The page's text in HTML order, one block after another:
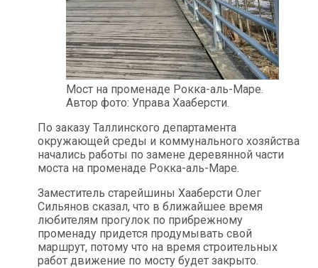
Мост на променаде Рокка-аль-Маре.
Автор фото: Управа Хааберсти.
По заказу Таллинского департамента
окружающей среды и коммунального хозяйства
начались работы по замене деревянной части
моста на променаде Рокка-аль-Маре.
Заместитель старейшины Хааберсти Олег
Сильянов сказал, что в ближайшее время
любителям прогулок по прибрежному
променаду придется продумывать свой
маршрут, потому что на время строительных
работ движение по мосту будет закрыто.